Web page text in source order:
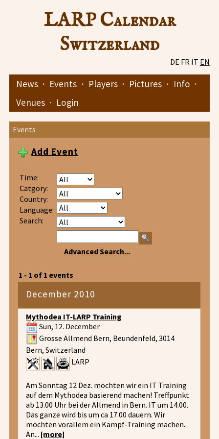
LARP Calendar
Switzerland
DE FR IT EN
News · Events · Players · Pictures · Info ·
Venues · Login
Events
Add Event
Time:
Catgory:
Country:
Language:
Search:
Advanced Search...
1 - 1 of 1 events
December 2010
Mythodea IT-LARP Training
Sun, 12. December
Grosse Allmend Bern, Beundenfeld, 3014
Bern, Switzerland
LARP
Am Sonntag 12 Dez. möchten wir ein IT Training
auf dem Mythodea basierend machen! Treffpunkt
ab 13.00 Uhr bei der Allmend in Bern. IT um 14.00.
Das ganze wird bis um ca 17.00 dauern. Wir
möchten vorallem ein Kampf-Training machen.
An... [more]